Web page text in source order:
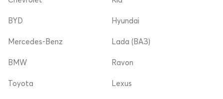
BYD
Mercedes-Benz
Hyundai
Lada (ВАЗ)
BMW
Toyota
Ravon
Lexus